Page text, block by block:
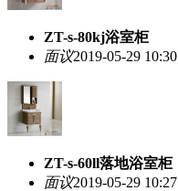
ZT-s-80kj浴室柜
面议2019-05-29 10:30
ZT-s-60ll落地浴室柜
面议2019-05-29 10:27